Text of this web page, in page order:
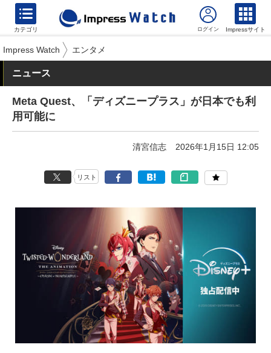
カテゴリ Impressサイト
Impress Watch エンタメ
ニュース
Meta Quest、「ディズニープラス」が日本でも利
用可能に
清宮信志 2026年1月15日 12:05
リスト